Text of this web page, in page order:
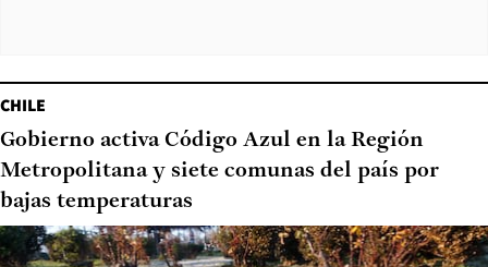
CHILE
Gobierno activa Código Azul en la Región
Metropolitana y siete comunas del país por
bajas temperaturas